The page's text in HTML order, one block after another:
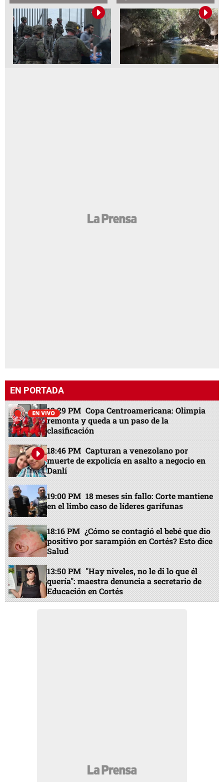
EN PORTADA
13:29 PM Copa Centroamericana: Olimpia
remonta y queda a un paso de la
clasificación
18:46 PM Capturan a venezolano por
muerte de expolicía en asalto a negocio en
Danlí
19:00 PM 18 meses sin fallo: Corte mantiene
en el limbo caso de líderes garífunas
18:16 PM ¿Cómo se contagió el bebé que dio
positivo por sarampión en Cortés? Esto dice
Salud
13:50 PM "Hay niveles, no le di lo que él
quería": maestra denuncia a secretario de
Educación en Cortés